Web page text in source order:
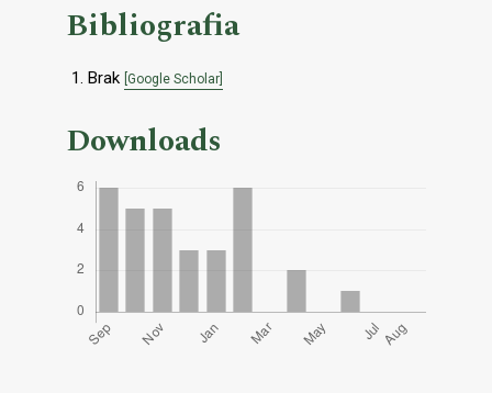
Bibliografia
Brak [Google Scholar]
Downloads